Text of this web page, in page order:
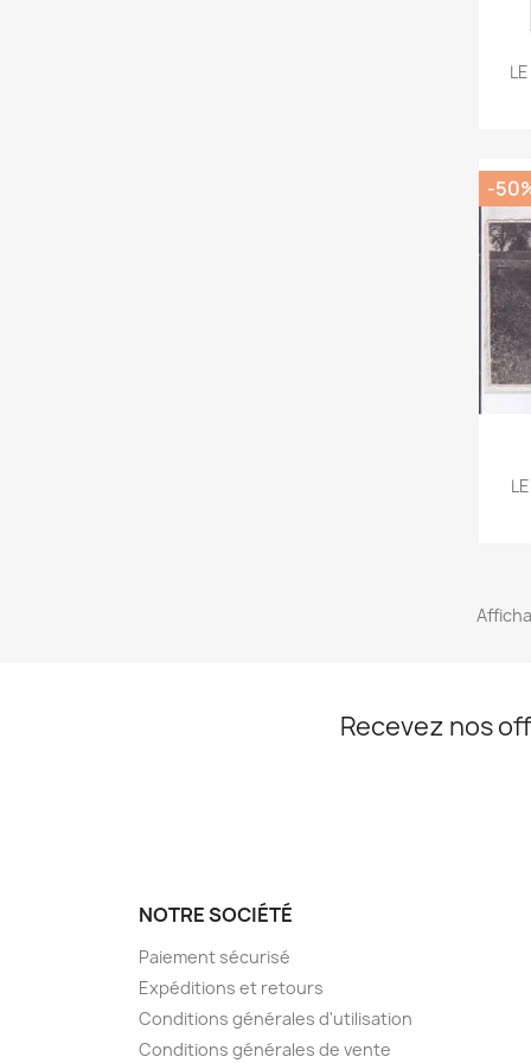
-
Recevez nos
NOTRE SOCIÉTÉ
Paiement sécurisé
Expéditions et retours
Conditions générales d'utilisation
Conditions générales de vente